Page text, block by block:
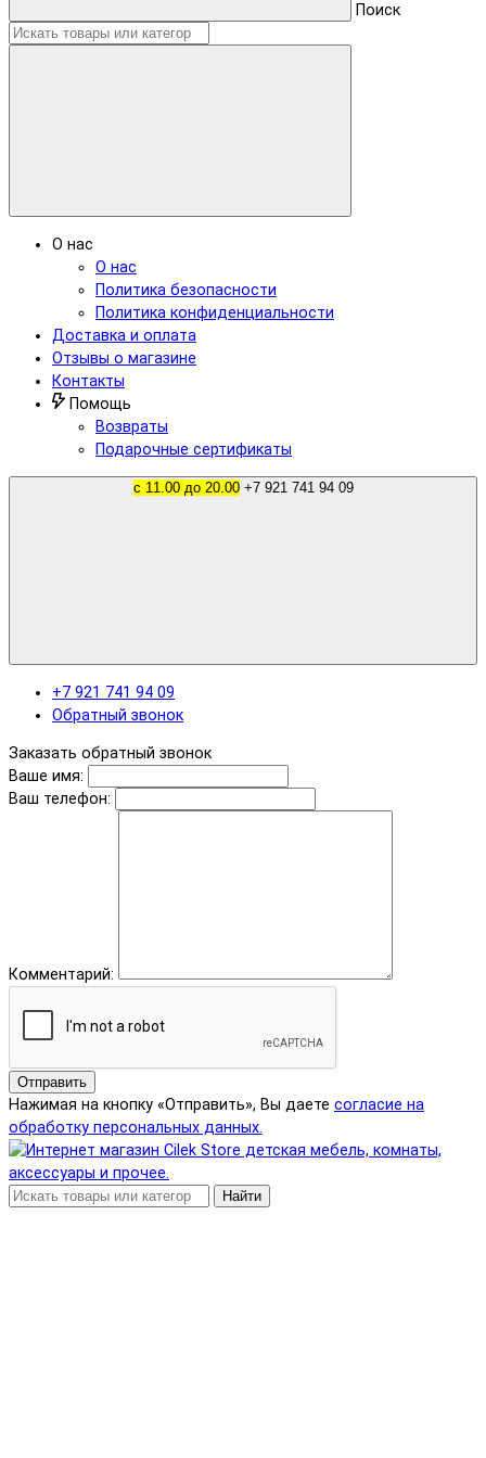
Поиск
О нас
О нас
Политика безопасности
Политика конфиденциальности
Доставка и оплата
Отзывы о магазине
Контакты
Помощь
Возвраты
Подарочные сертификаты
с 11.00 до 20.00 +7 921 741 94 09
+7 921 741 94 09
Обратный звонок
Заказать обратный звонок
Ваше имя:
Ваш телефон:
Комментарий:
Отправить
Нажимая на кнопку «Отправить», Вы даете согласие на
обработку персональных данных.
Найти